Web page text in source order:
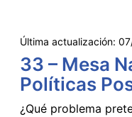
Última actualización:
33 – Mesa
Políticas
¿Qué problema